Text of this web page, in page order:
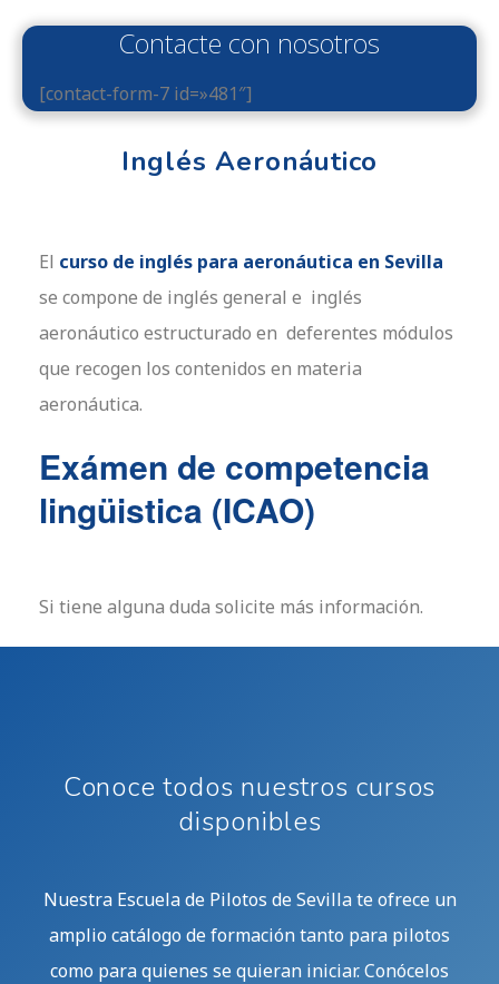
Contacte con nosotros
[contact-form-7 id=»481″]
Inglés Aeronáutico
El curso de inglés para aeronáutica en Sevilla
se compone de inglés general e inglés
aeronáutico estructurado en deferentes módulos
que recogen los contenidos en materia
aeronáutica.
Exámen de competencia
lingüistica (ICAO)
Si tiene alguna duda solicite más información.
Conoce todos nuestros cursos
disponibles
Nuestra Escuela de Pilotos de Sevilla te ofrece un
amplio catálogo de formación tanto para pilotos
como para quienes se quieran iniciar. Conócelos